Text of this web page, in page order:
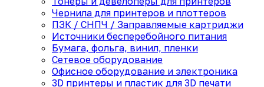
Чернила для принтеров и плоттеров
ПЗК / СНПЧ / Заправляемые картриджи
Источники бесперебойного питания
Бумага, фольга, винил, пленки
Сетевое оборудование
Офисное оборудование и электроника
3D принтеры и пластик для 3D печати